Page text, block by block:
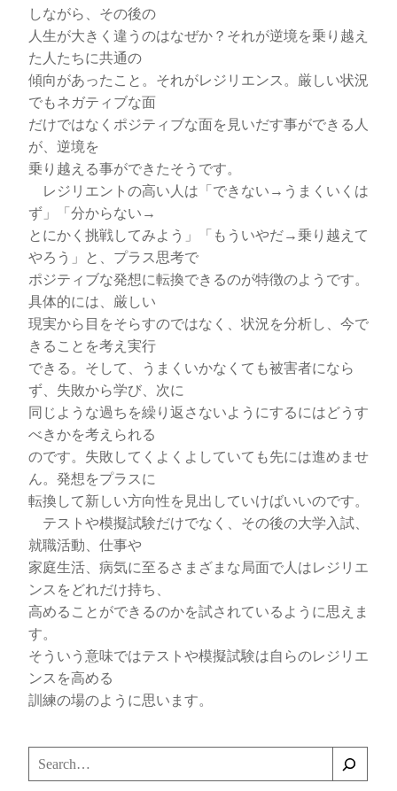
しながら、その後の
人生が大きく違うのはなぜか？それが逆境を乗り越え
た人たちに共通の
傾向があったこと。それがレジリエンス。厳しい状況
でもネガティブな面
だけではなくポジティブな面を見いだす事ができる人
が、逆境を
乗り越える事ができたそうです。
レジリエントの高い人は「できない→うまくいくは
ず」「分からない→
とにかく挑戦してみよう」「もういやだ→乗り越えて
やろう」と、プラス思考で
ポジティブな発想に転換できるのが特徴のようです。
具体的には、厳しい
現実から目をそらすのではなく、状況を分析し、今で
きることを考え実行
できる。そして、うまくいかなくても被害者になら
ず、失敗から学び、次に
同じような過ちを繰り返さないようにするにはどうす
べきかを考えられる
のです。失敗してくよくよしていても先には進めませ
ん。発想をプラスに
転換して新しい方向性を見出していけばいいのです。
テストや模擬試験だけでなく、その後の大学入試、
就職活動、仕事や
家庭生活、病気に至るさまざまな局面で人はレジリエ
ンスをどれだけ持ち、
高めることができるのかを試されているように思えま
す。
そういう意味ではテストや模擬試験は自らのレジリエ
ンスを高める
訓練の場のように思います。
検
索